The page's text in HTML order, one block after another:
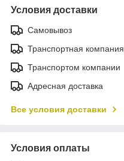
Условия доставки
Самовывоз
Транспортная компания
Транспортом компании
Адресная доставка
Все условия доставки
Условия оплаты